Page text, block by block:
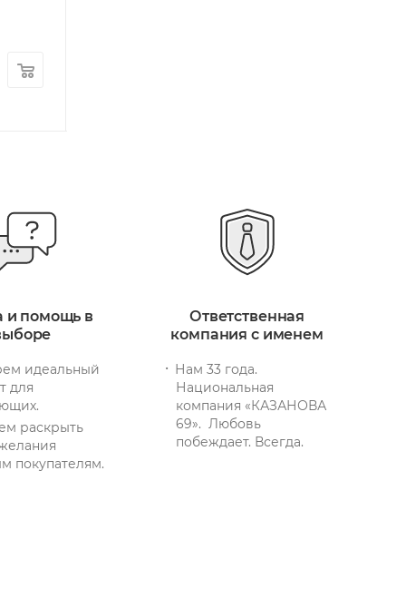
и помощь в
идеальный
для
раскрыть
покупателям.
Ответственная
компания с именем
Нам 33 года.
Национальная
компания «КАЗАНОВА
69». Любовь
побеждает. Всегда.